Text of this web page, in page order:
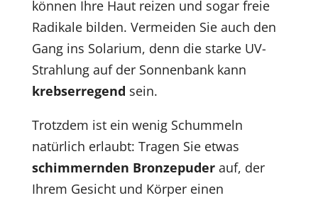
können Ihre Haut reizen und sogar freie
Radikale bilden. Vermeiden Sie auch den
Gang ins Solarium, denn die starke UV-
Strahlung auf der Sonnenbank kann
krebserregend sein.
Trotzdem ist ein wenig Schummeln
natürlich erlaubt: Tragen Sie etwas
schimmernden Bronzepuderauf, der
Ihrem Gesicht und Körper einen